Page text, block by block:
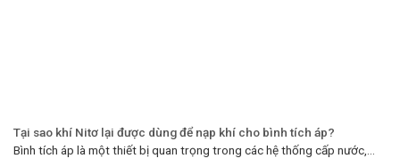
Tại sao khí Nitơ lại được dùng để nạp khí cho bình tích áp?
Bình tích áp là một thiết bị quan trọng trong các hệ thống cấp nước,...